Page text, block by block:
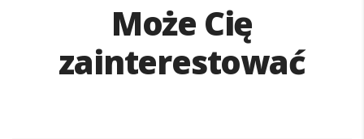
Może Cię
zainterestować